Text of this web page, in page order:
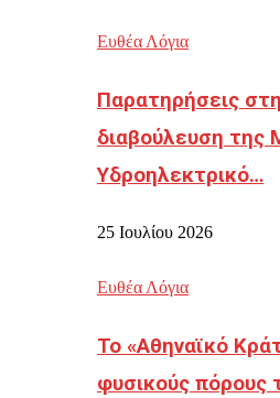
Ευθέα Λόγια
Παρατηρήσεις
διαβούλευση της
Υδροηλεκτρικό…
25 Ιουλίου 2026
Ευθέα Λόγια
Το «Αθηναϊκό
φυσικούς πόρους